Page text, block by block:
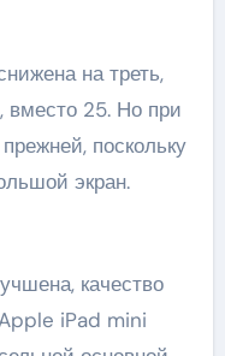
на треть,
вместо 25. Но при
поскольку
экран.
качество
iPad mini